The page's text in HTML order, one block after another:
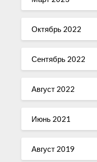
Октябрь 2022
Сентябрь 2022
Август 2022
Июнь 2021
Август 2019